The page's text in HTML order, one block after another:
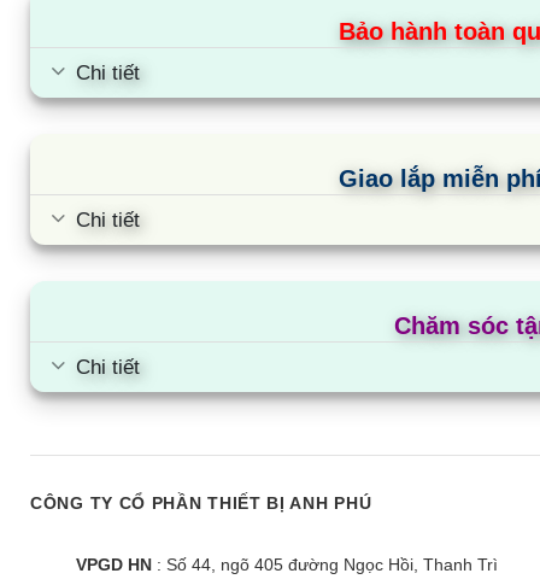
Tủ đông Aqua AQF-C4202E | 295L 2
ngăn 2 cánh inverter
ngăn 2 cánh
Bảo hành toàn
Chi tiết
Giao lắp miễn
Chi tiết
Chăm sóc
Chi tiết
CÔNG TY CỔ PHẦN THIẾT BỊ ANH PHÚ
VPGD HN : Số 44, ngõ 405 đường Ngọc Hồi, Thanh Trì